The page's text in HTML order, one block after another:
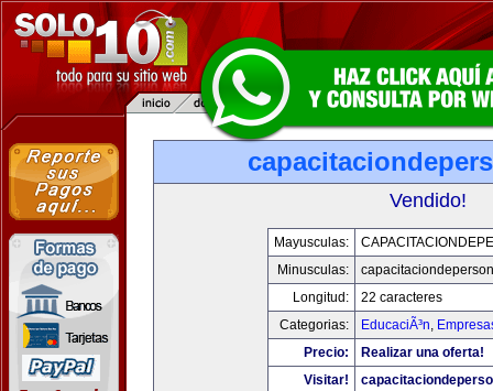
Vendido!
Mayusculas:
Minusculas:
Longitud:
22 caracteres
Categorias:
EducaciÃ³n,
Precio:
Realizar una oferta!
Visitar!